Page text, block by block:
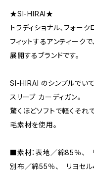
★SI-HIRAI★
トラディショナル、フォー
フィットするアンティーク
展開するブランドです。
SI-HIRAI のシンプルでい
スリーブ カーディガン。
驚くほどソフトで軽くそれ
毛素材を使用。
■素材：表地／綿85％、
別布／綿55％、 リヨセル